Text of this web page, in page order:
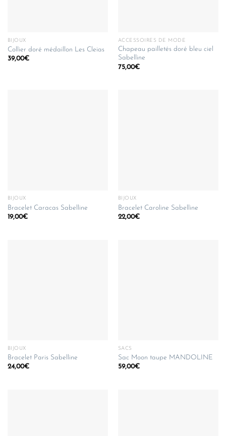
BIJOUX
Collier doré médaillon Les Cleias
39,00€
ACCESSOIRES DE MODE
Chapeau pailletés doré bleu ciel
Sabelline
75,00€
BIJOUX
Bracelet Caracas Sabelline
19,00€
BIJOUX
Bracelet Caroline Sabelline
22,00€
BIJOUX
Bracelet Paris Sabelline
24,00€
SACS
Sac Moon taupe MANDOLINE
59,00€